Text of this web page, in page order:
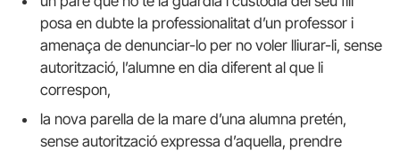
posa en dubte la professionalitat d’un professor i
amenaça de denunciar-lo per no voler lliurar-li, sense
autorització, l’alumne en dia diferent al que li
correspon,
la nova parella de la mare d’una alumna pretén,
sense autorització expressa d’aquella, prendre